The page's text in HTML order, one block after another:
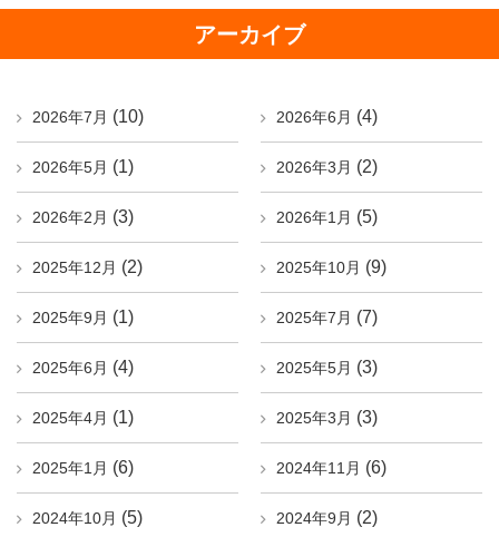
アーカイブ
2026年7月 (10) 2026年6月 (4)
2026年5月 (1) 2026年3月 (2)
2026年2月 (3) 2026年1月 (5)
2025年12月 (2) 2025年10月 (9)
2025年9月 (1) 2025年7月 (7)
2025年6月 (4) 2025年5月 (3)
2025年4月 (1) 2025年3月 (3)
2025年1月 (6) 2024年11月 (6)
2024年10月 (5) 2024年9月 (2)